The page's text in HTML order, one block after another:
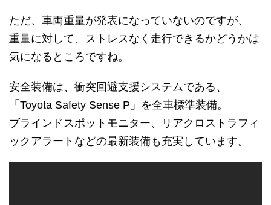
ただ、車両重量が発表になっていないのですが、
重量に対して、ストレスなく走行できるかどうかは
気になるところですね。
安全装備は、衝突回避支援システムである、
「Toyota Safety Sense P」を全車標準装備。
ブラインドスポットモニター、リアクロストラフィ
ックアラートなどの最新装備も充実しています。